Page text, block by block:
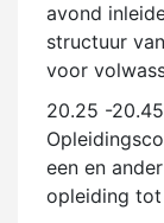
avond
structuur
voor
20.25 -
een en
opleiding tot